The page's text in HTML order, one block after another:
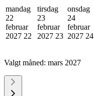
mandag
22
februar
2027 22
tirsdag
23
februar
2027 23
onsdag
24
februar
2027 24
Valgt måned: mars 2027